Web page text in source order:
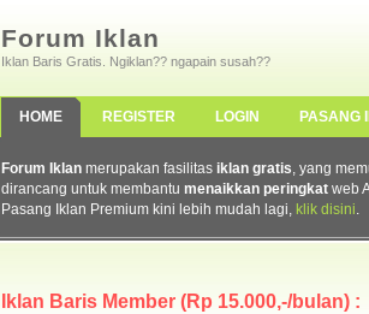
Forum Iklan
Iklan Baris Gratis. Ngiklan?? ngapain susah??
HOME REGISTER LOGIN PASANG
Forum Iklan merupakan fasilitas iklan gratis, yang
dirancang untuk membantu menaikkan peringkat web
Pasang Iklan Premium kini lebih mudah lagi, klik disini.
Iklan Baris Member (Rp 15.000,-/bulan) :